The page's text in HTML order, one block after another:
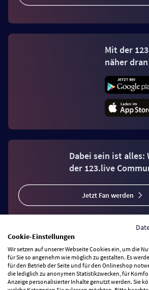
Mit der
näher
Dabei sein ist alles:
der 123.live
Jetzt Fan werden
Vertrag widerrufen
Zahlungsarten
Cookie-Einstellungen
Wir setzen auf unserer Webseite Cookies ein, um die
für Sie so angenehm wie möglich zu gestalten. Es
für den Betrieb der Seite und für den Onlineshop
die lediglich zu anonymen Statistikzwecken, für
Anzeige personalisierter Inhalte genutzt werden. Sie